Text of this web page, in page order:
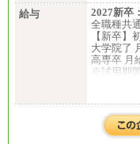
給与
2027新卒：
全職種共
【新卒】
大学院了
高専卒 月
※試用期
【中途】
※勤務地
※経験や